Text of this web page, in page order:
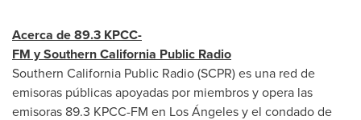
Acerca de 89.3 KPCC-
FM y Southern California Public Radio
Southern California Public Radio (SCPR) es una red de
emisoras públicas apoyadas por miembros y opera las
emisoras 89.3 KPCC-FM en Los Ángeles y el condado de